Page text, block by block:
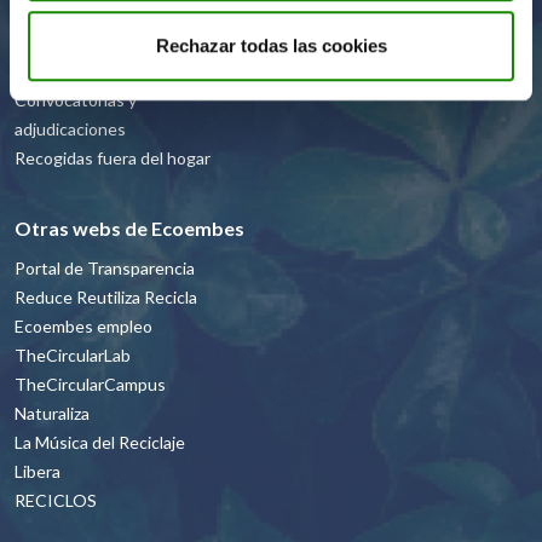
Rechazar todas las cookies
Convocatorias y
adjudicaciones
Recogidas fuera del hogar
Otras webs de Ecoembes
Portal de Transparencia
Reduce Reutiliza Recicla
Ecoembes empleo
TheCircularLab
TheCircularCampus
Naturaliza
La Música del Reciclaje
Libera
RECICLOS